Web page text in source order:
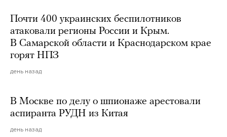
Почти 400 украинских беспилотников
атаковали регионы России и Крым.
В Самарской области и Краснодарском крае
горят НПЗ
день назад
В Москве по делу о шпионаже арестовали
аспиранта РУДН из Китая
день назад